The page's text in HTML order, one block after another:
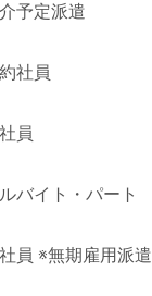
予定派遣
社員
員
バイト・パート
員 ※無期雇用派遣